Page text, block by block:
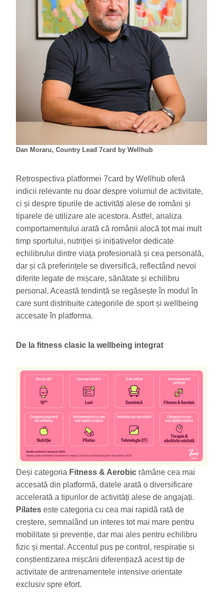
Dan Moraru, Country Lead 7card by Wellhub
Retrospectiva platformei 7card by Wellhub oferă
indicii relevante nu doar despre volumul de activitate,
ci și despre tipurile de activități alese de români și
tiparele de utilizare ale acestora. Astfel, analiza
comportamentului arată că românii alocă tot mai mult
timp sportului, nutriției și inițiativelor dedicate
echilibrului dintre viața profesională și cea personală,
dar și că preferințele se diversifică, reflectând nevoi
diferite legate de mișcare, sănătate și echilibru
personal. Această tendință se regăsește în modul în
care sunt distribuite categoriile de sport și wellbeing
accesate în platforma.
De la fitness clasic la wellbeing integrat
Deși categoria Fitness & Aerobic rămâne cea mai
accesată din platformă, datele arată o diversificare
accelerată a tipurilor de activități alese de angajați.
Pilates este categoria cu cea mai rapidă rată de
creștere, semnalând un interes tot mai mare pentru
mobilitate și prevenție, dar mai ales pentru echilibru
fizic și mental. Accentul pus pe control, respirație și
conștientizarea mișcării diferențiază acest tip de
activitate de antrenamentele intensive orientate
exclusiv spre efort.